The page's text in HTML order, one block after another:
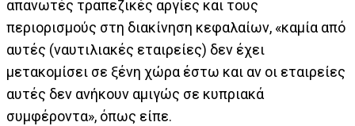
απανωτές τραπεζικές αργίες και τους
περιορισμούς στη διακίνηση κεφαλαίων, «καμία από
αυτές (ναυτιλιακές εταιρείες) δεν έχει
μετακομίσει σε ξένη χώρα έστω και αν οι εταιρείες
αυτές δεν ανήκουν αμιγώς σε κυπριακά
συμφέροντα», όπως είπε.